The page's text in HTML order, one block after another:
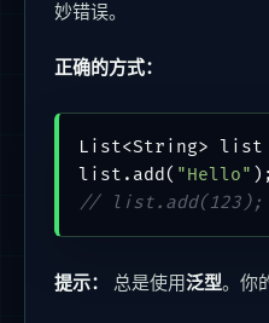
妙错误。
正确的方式：
List<String> list
list.add( "Hello"
// list.add(123); //
提示： 总是使用泛型。你